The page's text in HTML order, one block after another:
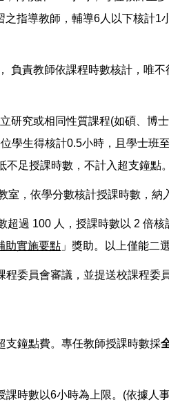
指導教師，輔導6人以下核計1
負責教師依課程時數核計，唯
研究或相同性質課程(如碩、博
學生得核計0.5小時，且學士班
足授課時數，不計入超支鐘點。
，依學分數核計授課時數，納
過 100 人，授課時數以 2 倍
助實施要點 」獎助。以上僅能二
委員會審議，並提送校課程委
支鐘點費。專任教師授課時數採
時數以6小時為上限。(依據人